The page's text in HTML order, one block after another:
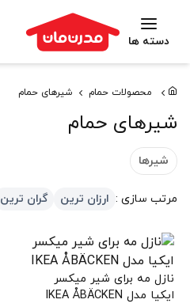
دسته ها
محصولات حمام شیرهای حمام
شیرهای حمام
شیرها
مرتب سازی : ارزان ترین گران ترین
نازل مه برای شیر میکسر
ایکیا مدل IKEA ÅBÄCKEN